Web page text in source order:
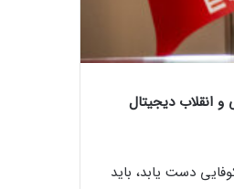
و انقلاب دیجیتال
دست یابد، باید